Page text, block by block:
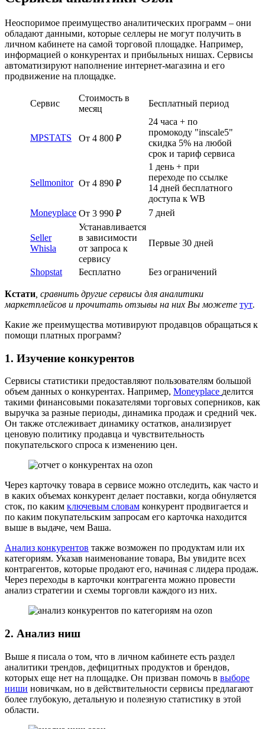
Неоспоримое преимущество аналитических программ – они
обладают данными, которые селлеры не могут получить в
личном кабинете на самой торговой площадке. Например,
информацией о конкурентах и прибыльных нишах. Сервисы
автоматизируют наполнение интернет-магазина и его
продвижение на площадке.
Сервис
Стоимость в
месяц
Бесплатный период
MPSTATS От 4 800 ₽
24 часа + по
промокоду "inscale5"
скидка 5% на любой
срок и тариф сервиса
Sellmonitor От 4 890 ₽
1 день + при
переходе по ссылке
14 дней бесплатного
доступа к WВ
Moneyplace От 3 990 ₽ 7 дней
Seller
Whisla
Устанавливается
в зависимости
от запроса к
сервису
Первые 30 дней
Shopstat Бесплатно Без ограничений
Кстати , сравнить другие сервисы для аналитики
маркетплейсов и прочитать отзывы на них Вы можете тут.
Какие же преимущества мотивируют продавцов обращаться к
помощи платных программ?
1. Изучение конкурентов
Сервисы статистики предоставляют пользователям большой
объем данных о конкурентах. Например, Moneyplace делится
такими финансовыми показателями торговых соперников, как
выручка за разные периоды, динамика продаж и средний чек.
Он также отслеживает динамику остатков, анализирует
ценовую политику продавца и чувствительность
покупательского спроса к изменению цен.
Через карточку товара в сервисе можно отследить, как часто и
в каких объемах конкурент делает поставки, когда обнуляется
сток, по каким ключевым словам конкурент продвигается и
по каким покупательским запросам его карточка находится
выше в выдаче, чем Ваша.
Анализ конкурентов также возможен по продуктам или их
категориям. Указав наименование товара, Вы увидите всех
контрагентов, которые продают его, начиная с лидера продаж.
Через переходы в карточки контрагента можно провести
анализ стратегии и схемы торговли каждого из них.
2. Анализ ниш
Выше я писала о том, что в личном кабинете есть раздел
аналитики трендов, дефицитных продуктов и брендов,
которых еще нет на площадке. Он призван помочь в выборе
ниши новичкам, но в действительности сервисы предлагают
более глубокую, детальную и полезную статистику в этой
области.